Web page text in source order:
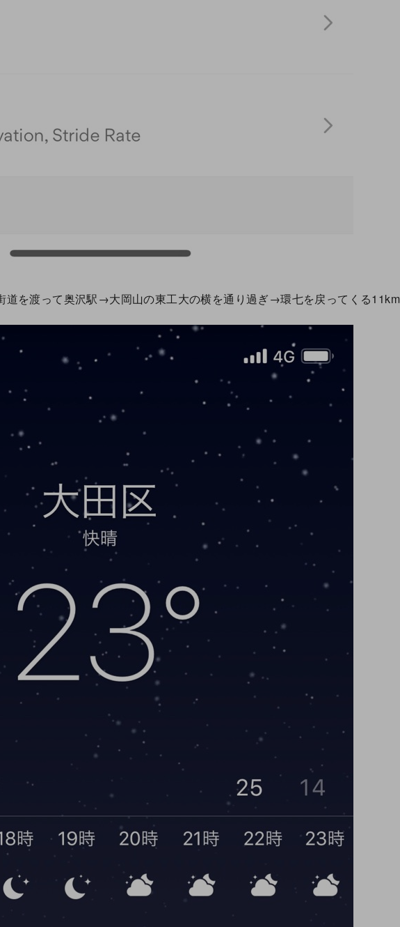
を渡って奥沢駅→大岡山の東工大の横を通り過ぎ→環七を戻ってくる11km